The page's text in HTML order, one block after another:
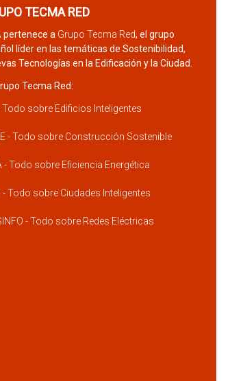
TECMA RED
pertenece a Grupo Tecma Red, el grupo
líder en las temáticas de Sostenibilidad,
Tecnologías en la Edificación y la Ciudad.
Tecma Red:
Todo sobre Edificios Inteligentes
- Todo sobre Construcción Sostenible
- Todo sobre Eficiencia Energética
- Todo sobre Ciudades Inteligentes
- Todo sobre Redes Eléctricas